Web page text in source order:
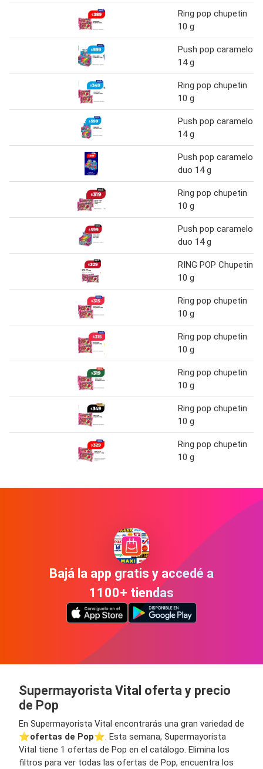
Ring pop chupetin
10 g
Push pop caramelo
14 g
Ring pop chupetin
10 g
Push pop caramelo
14 g
Push pop caramelo
duo 14 g
Ring pop chupetin
10 g
Push pop caramelo
duo 14 g
RING POP Chupetin
10 g
Ring pop chupetin
10 g
Ring pop chupetin
10 g
Ring pop chupetin
10 g
Ring pop chupetin
10 g
Ring pop chupetin
10 g
Bajá la app gratis y accedé a
1100+ tiendas
Supermayorista Vital oferta y precio
de Pop
En Supermayorista Vital encontrarás una gran variedad de
⭐️ofertas de Pop⭐️. Esta semana, Supermayorista
Vital tiene 1 ofertas de Pop en el catálogo. Elimina los
filtros para ver todas las ofertas de Pop, encuentra los